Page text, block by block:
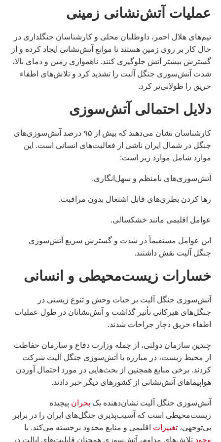
عملیات آتش‌نشانی زمینی
تیم‌های هلال احمر، داوطلبان محلی و کارشناسان جنگلداری در
حال کار بر روی زمین هستند تا موانع آتش‌نشانی ایجاد کرده و از
گسترش بیشتر آتش جلوگیری کنند. ناهمواری زمین و دمای بالا،
شدت آتش‌سوزی جنگل آلیت را تشدید کرد و تلاش‌های اطفاء
حریق را طولانی‌تر کرد.
دلایل احتمالی آتش‌سوزی
کارشناسان نشان می‌دهند که بیش از ۹۵ درصد آتش‌سوزی‌های
جنگل در شمال ایران ناشی از فعالیت‌های انسانی است. این
موارد شامل موارد زیر است:
آتش‌سوزی‌های نامنظم و سهل‌انگاری.
رها کردن بطری‌های قابل اشتعال بدون مراقبت.
عوامل اقلیمی مانند خشکسالی.
این عوامل مستقیماً در شدت و گسترش سریع آتش‌سوزی
جنگل آلیت نقش داشتند.
خسارات زیست‌محیطی و انسانی
آتش‌سوزی جنگل آلیت بر حیات وحش و تنوع زیستی در
جنگل‌های هیرکانی تأثیر گذاشت و آتش‌نشانان در طول عملیات
اطفاء حریق دچار جراحات شدند.
چندین سازمان دولتی، از جمله وزارت دفاع و سازمان حفاظت
از محیط زیست، در مبارزه با آتش‌سوزی جنگل آلیت شرکت
کردند. برخی منابع همچنین از بحث‌هایی در مورد احتمال آوردن
هواپیماهای آتش‌نشانی از کشورهای دیگر خبر دادند.
آتش‌سوزی جنگل آلیت نشان‌دهنده یک بحران پیچیده
زیست‌محیطی است که آسیب‌پذیری جنگل‌های ایران را در برابر
بی‌توجهی، تغییرات اقلیمی و منابع محدود برجسته می‌کند. با
وجود تلاش‌های مداوم، آتش‌سوزی همچنان قابلیت‌های ایالت در